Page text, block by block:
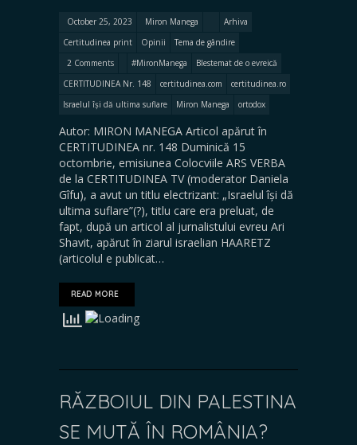
October 25, 2023 Miron Manega
Arhiva
Certitudinea print
Opinii
Tema de gândire
2 Comments
#MironManega
Blestemat de o evreică
CERTITUDINEA Nr. 148
certitudinea.com
certitudinea.ro
Israelul își dă ultima suflare
Miron Manega ortodox
Autor: MIRON MANEGA Articol apărut în
CERTITUDINEA nr. 148 Duminică 15
octombrie, emisiunea Colocviile ARS VERBA
de la CERTITUDINEA TV (moderator Daniela
Gîfu), a avut un titlu electrizant: „Israelul își dă
ultima suflare”(?), titlu care era preluat, de
fapt, după un articol al jurnalistului evreu Ari
Shavit, apărut în ziarul israelian HAARETZ
(articolul e publicat…
READ MORE
RĂZBOIUL DIN PALESTINA
SE MUTĂ ÎN ROMÂNIA?